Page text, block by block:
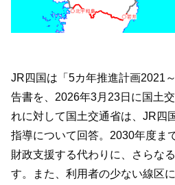
JR四国は「5カ年推進計画2021
告書を、2026年3月23日に国土
れに対して国土交通省は、JR四
指導について回答。2030年度ま
財政支援する代わりに、さらな
す。また、利用者の少ない線区